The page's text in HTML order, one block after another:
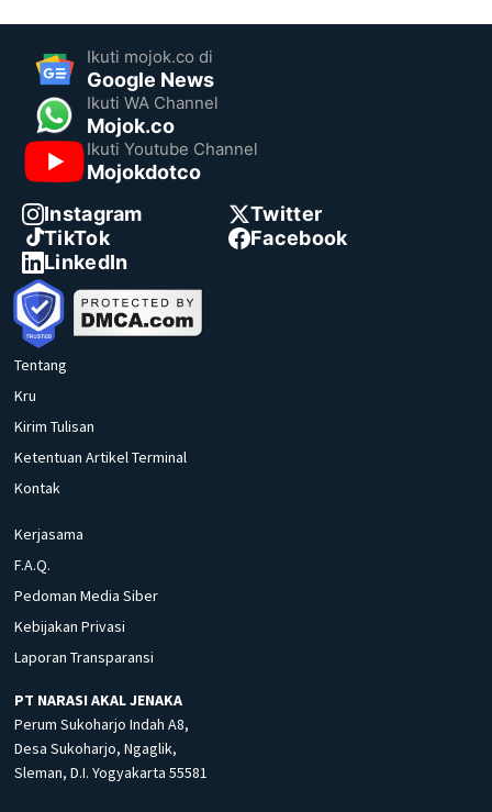
Ikuti mojok.co di
Google News
Ikuti WA Channel
Mojok.co
Ikuti Youtube Channel
Mojokdotco
Instagram
Twitter
TikTok
Facebook
LinkedIn
Tentang
Kru
Kirim Tulisan
Ketentuan Artikel Terminal
Kontak
Kerjasama
F.A.Q.
Pedoman Media Siber
Kebijakan Privasi
Laporan Transparansi
PT NARASI AKAL JENAKA
Perum Sukoharjo Indah A8,
Desa Sukoharjo, Ngaglik,
Sleman, D.I. Yogyakarta 55581